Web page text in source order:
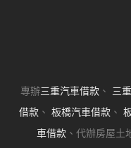
專辦三重汽車借款 、 三
借款 、 板橋汽車借款 、
車借款 、代辦房屋土